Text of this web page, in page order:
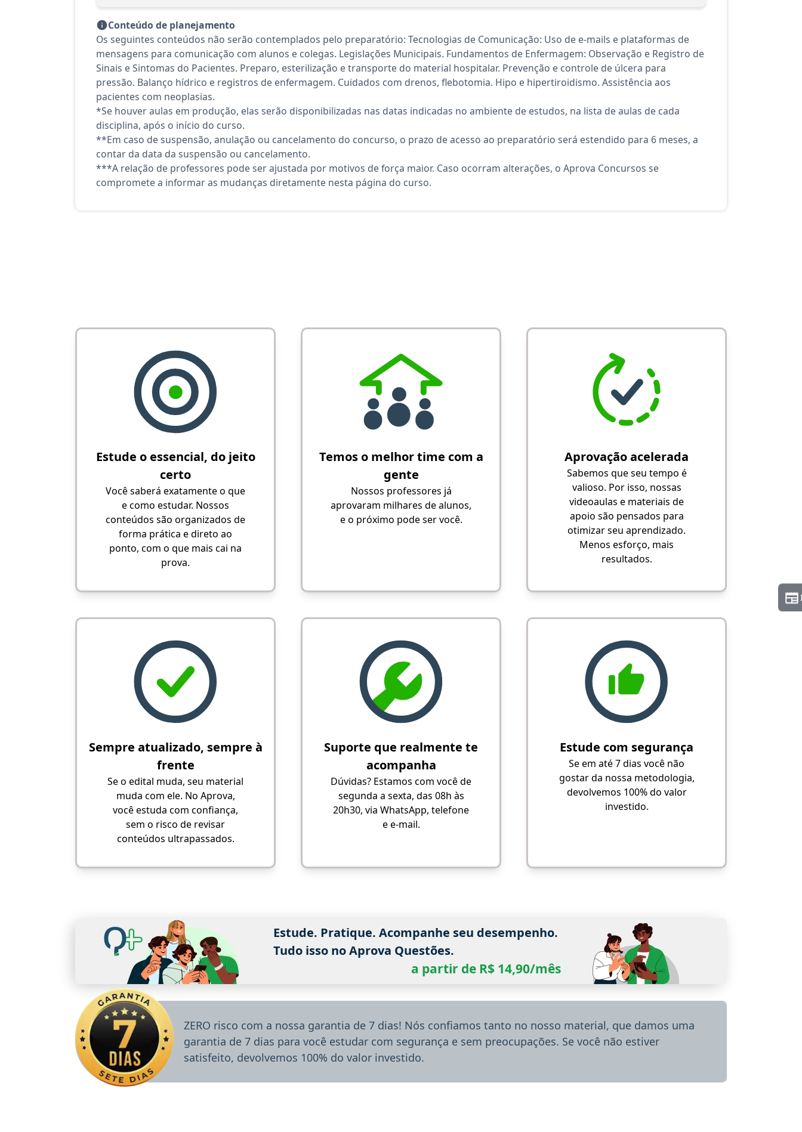
Conteúdo de planejamento
Os seguintes conteúdos não serão contemplados pelo preparatório: Tecnologias de Comunicação: Uso de e-mails e plataformas de
mensagens para comunicação com alunos e colegas. Legislações Municipais. Fundamentos de Enfermagem: Observação e Registro de
Sinais e Sintomas do Pacientes. Preparo, esterilização e transporte do material hospitalar. Prevenção e controle de úlcera para
pressão. Balanço hídrico e registros de enfermagem. Cuidados com drenos, flebotomia. Hipo e hipertiroidismo. Assistência aos
pacientes com neoplasias.
*Se houver aulas em produção, elas serão disponibilizadas nas datas indicadas no ambiente de estudos, na lista de aulas de cada
disciplina, após o início do curso.
**Em caso de suspensão, anulação ou cancelamento do concurso, o prazo de acesso ao preparatório será estendido para 6 meses, a
contar da data da suspensão ou cancelamento.
***A relação de professores pode ser ajustada por motivos de força maior. Caso ocorram alterações, o Aprova Concursos se
compromete a informar as mudanças diretamente nesta página do curso.
Estude o essencial, do jeito
certo
Você saberá exatamente o que
e como estudar. Nossos
conteúdos são organizados de
forma prática e direto ao
ponto, com o que mais cai na
prova.
Temos o melhor time com a
gente
Nossos professores já
aprovaram milhares de alunos,
e o próximo pode ser você.
Aprovação acelerada
Sabemos que seu tempo é
valioso. Por isso, nossas
videoaulas e materiais de
apoio são pensados para
otimizar seu aprendizado.
Menos esforço, mais
resultados.
Sempre atualizado, sempre à
frente
Se o edital muda, seu material
muda com ele. No Aprova,
você estuda com confiança,
sem o risco de revisar
conteúdos ultrapassados.
Suporte que realmente te
acompanha
Dúvidas? Estamos com você de
segunda a sexta, das 08h às
20h30, via WhatsApp, telefone
e e-mail.
Estude com segurança
Se em até 7 dias você não
gostar da nossa metodologia,
devolvemos 100% do valor
investido.
Estude. Pratique. Acompanhe seu desempenho.
Tudo isso no Aprova Questões.
a partir de R$ 14,90/mês
ZERO risco com a nossa garantia de 7 dias! Nós confiamos tanto no nosso material, que damos uma
garantia de 7 dias para você estudar com segurança e sem preocupações. Se você não estiver
satisfeito, devolvemos 100% do valor investido.